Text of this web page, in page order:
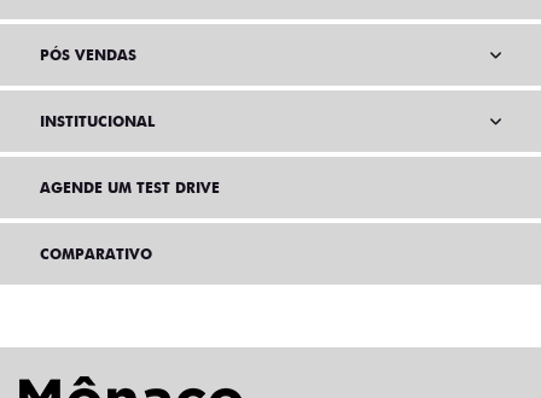
PÓS VENDAS
INSTITUCIONAL
AGENDE UM TEST DRIVE
COMPARATIVO